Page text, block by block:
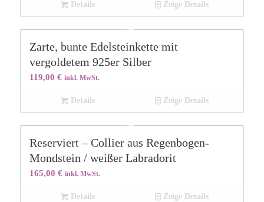
Details Zeige Details
Zarte, bunte Edelsteinkette mit
vergoldetem 925er Silber
119,00 € inkl. MwSt.
Details Zeige Details
Reserviert – Collier aus Regenbogen-
Mondstein / weißer Labradorit
165,00 € inkl. MwSt.
Details Zeige Details